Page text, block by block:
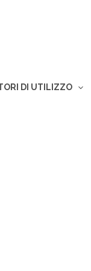
DI UTILIZZO